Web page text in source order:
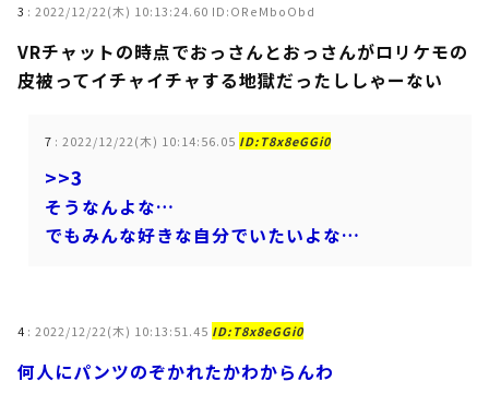
3 : 2022/12/22(木) 10:13:24.60 ID:OReMboObd
VRチャットの時点でおっさんとおっさんがロリケモの
皮被ってイチャイチャする地獄だったししゃーない
7 : 2022/12/22(木) 10:14:56.05 ID:T8x8eGGi0
>>3
そうなんよな…
でもみんな好きな自分でいたいよな…
4 : 2022/12/22(木) 10:13:51.45 ID:T8x8eGGi0
何人にパンツのぞかれたかわからんわ